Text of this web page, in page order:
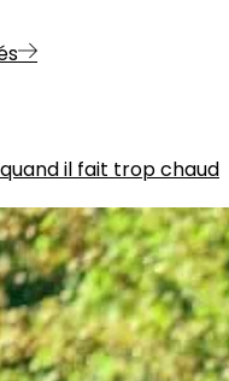
il fait trop chaud